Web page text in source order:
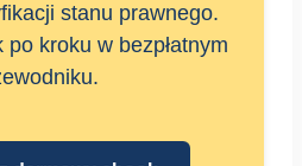
stanu prawnego.
po kroku w bezpłatnym